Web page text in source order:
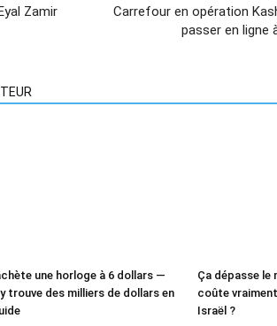
Zamir
Carrefour en opération
passer en ligne
une horloge à 6 dollars —
trouve des milliers de dollars en
Ça dépasse le
coûte
Israël ?